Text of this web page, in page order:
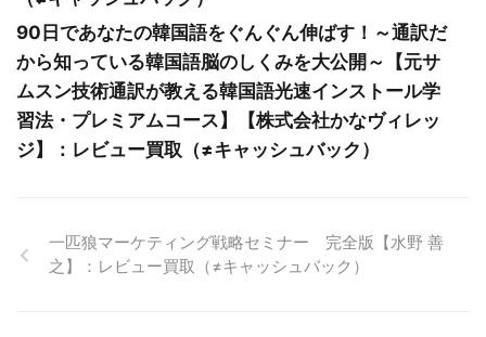
90日であなたの韓国語をぐんぐん伸ばす！～通訳だ
から知っている韓国語脳のしくみを大公開～【元サ
ムスン技術通訳が教える韓国語光速インストール学
習法・プレミアムコース】【株式会社かなヴィレッ
ジ】：レビュー買取（≠キャッシュバック）
一匹狼マーケティング戦略セミナー 完全版【水野 善
之】：レビュー買取（≠キャッシュバック）